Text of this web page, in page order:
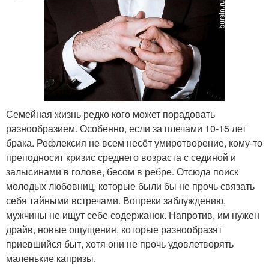
Семейная жизнь редко кого может порадовать
разнообразием. Особенно, если за плечами 10-15 лет
брака. Рефлексия не всем несёт умиротворение, кому-то
преподносит кризис среднего возраста с сединой и
залысинами в голове, бесом в ребре. Отсюда поиск
молодых любовниц, которые были бы не прочь связать
себя тайными встречами. Вопреки заблуждению,
мужчины не ищут себе содержанок. Напротив, им нужен
драйв, новые ощущения, которые разнообразят
приевшийся быт, хотя они не прочь удовлетворять
маленькие капризы.